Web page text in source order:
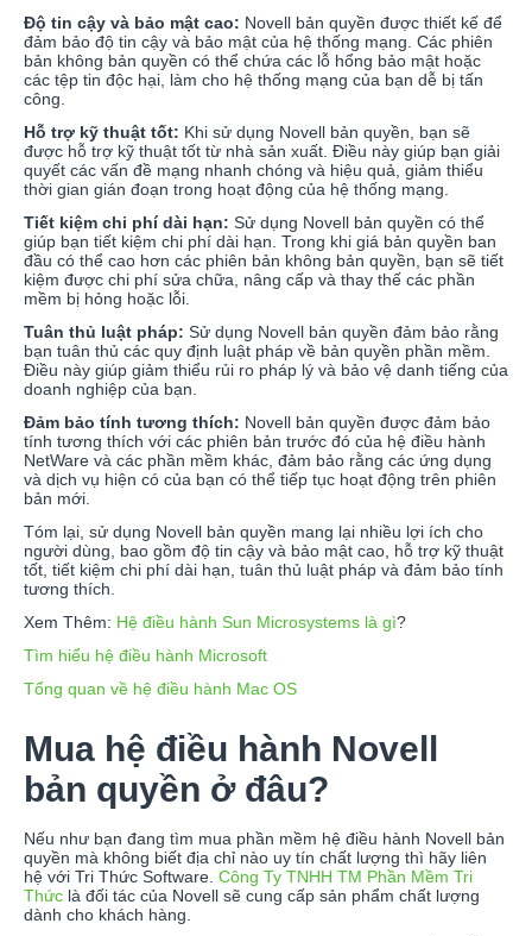
Độ tin cậy và bảo mật cao: Novell bản quyền được thiết kế để
đảm bảo độ tin cậy và bảo mật của hệ thống mạng. Các phiên
bản không bản quyền có thể chứa các lỗ hổng bảo mật hoặc
các tệp tin độc hại, làm cho hệ thống mạng của bạn dễ bị tấn
công.
Hỗ trợ kỹ thuật tốt: Khi sử dụng Novell bản quyền, bạn sẽ
được hỗ trợ kỹ thuật tốt từ nhà sản xuất. Điều này giúp bạn giải
quyết các vấn đề mạng nhanh chóng và hiệu quả, giảm thiểu
thời gian gián đoạn trong hoạt động của hệ thống mạng.
Tiết kiệm chi phí dài hạn: Sử dụng Novell bản quyền có thể
giúp bạn tiết kiệm chi phí dài hạn. Trong khi giá bản quyền ban
đầu có thể cao hơn các phiên bản không bản quyền, bạn sẽ tiết
kiệm được chi phí sửa chữa, nâng cấp và thay thế các phần
mềm bị hỏng hoặc lỗi.
Tuân thủ luật pháp: Sử dụng Novell bản quyền đảm bảo rằng
bạn tuân thủ các quy định luật pháp về bản quyền phần mềm.
Điều này giúp giảm thiểu rủi ro pháp lý và bảo vệ danh tiếng của
doanh nghiệp của bạn.
Đảm bảo tính tương thích: Novell bản quyền được đảm bảo
tính tương thích với các phiên bản trước đó của hệ điều hành
NetWare và các phần mềm khác, đảm bảo rằng các ứng dụng
và dịch vụ hiện có của bạn có thể tiếp tục hoạt động trên phiên
bản mới.
Tóm lại, sử dụng Novell bản quyền mang lại nhiều lợi ích cho
người dùng, bao gồm độ tin cậy và bảo mật cao, hỗ trợ kỹ thuật
tốt, tiết kiệm chi phí dài hạn, tuân thủ luật pháp và đảm bảo tính
tương thích.
Xem Thêm: Hệ điều hành Sun Microsystems là gì?
Tìm hiểu hệ điều hành Microsoft
Tổng quan về hệ điều hành Mac OS
Mua hệ điều hành Novell
bản quyền ở đâu?
Nếu như bạn đang tìm mua phần mềm hệ điều hành Novell bản
quyền mà không biết địa chỉ nào uy tín chất lượng thì hãy liên
hệ với Tri Thức Software. Công Ty TNHH TM Phần Mềm Tri
Thức là đối tác của Novell sẽ cung cấp sản phẩm chất lượng
dành cho khách hàng.